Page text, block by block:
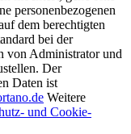
personenbezogenen
dem berechtigten
bei der
von Administrator und
Der
Daten ist
Weitere
und Cookie-